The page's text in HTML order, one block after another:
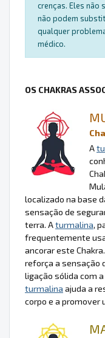
crenças. Eles não
não podem
qualquer
médico.
OS CHAKRAS
A
localizado na base
sensação de
terra. Aturmalina,
frequentemente
ancorar este
reforça a sensação
ligação sólida com a
turmalina ajuda a
corpo e a promover